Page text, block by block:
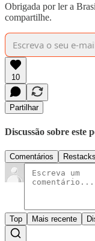
Obrigada por ler a
compartilhe.
10
Partilhar
Discussão sobre este
Comentários Restacks
Top Mais recente